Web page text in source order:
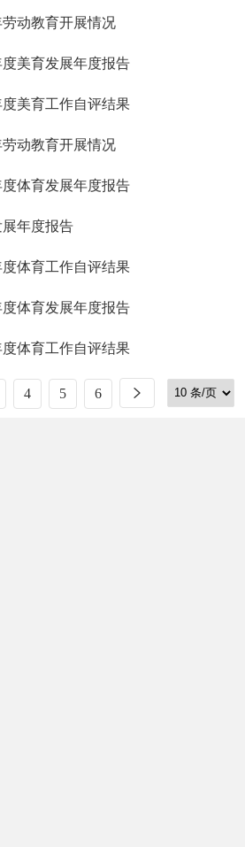
动教育开展情况
美育发展年度报告
美育工作自评结果
动教育开展情况
体育发展年度报告
年度报告
体育工作自评结果
体育发展年度报告
体育工作自评结果
4 5 6